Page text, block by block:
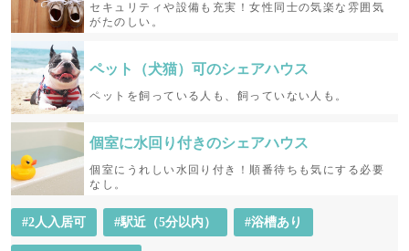
セキュリティや設備も充実！女性同士の気楽な雰囲気
がたのしい。
ペット（犬猫）可のシェアハウス
ペットを飼っている人も、飼っていない人も。
個室に水回り付きのシェアハウス
個室にうれしい水回り付き！順番待ちも気にする必要
なし。
#2人入居可 #駅近（5分以内） #浴槽あり